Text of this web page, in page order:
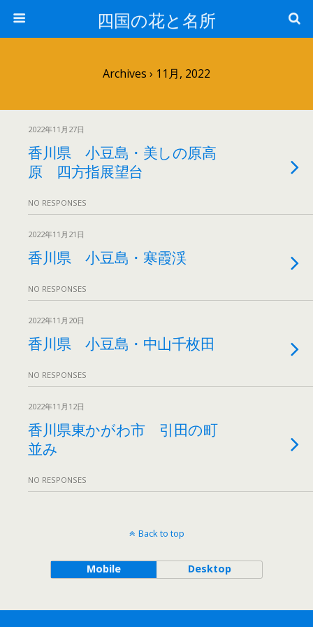
四国の花と名所
Archives › 11月, 2022
2022年11月27日
香川県 小豆島・美しの原高
原 四方指展望台
NO RESPONSES
2022年11月21日
香川県 小豆島・寒霞渓
NO RESPONSES
2022年11月20日
香川県 小豆島・中山千枚田
NO RESPONSES
2022年11月12日
香川県東かがわ市 引田の町
並み
NO RESPONSES
Back to top
Mobile Desktop